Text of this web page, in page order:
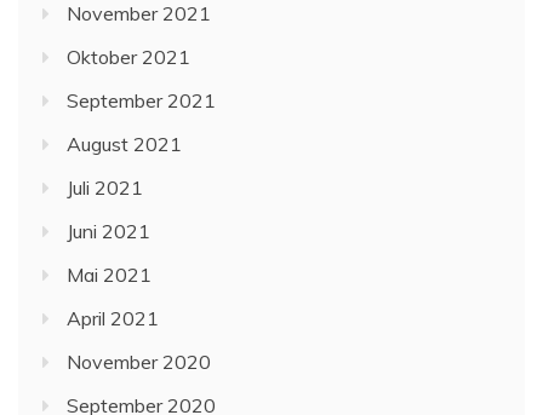
November 2021
Oktober 2021
September 2021
August 2021
Juli 2021
Juni 2021
Mai 2021
April 2021
November 2020
September 2020